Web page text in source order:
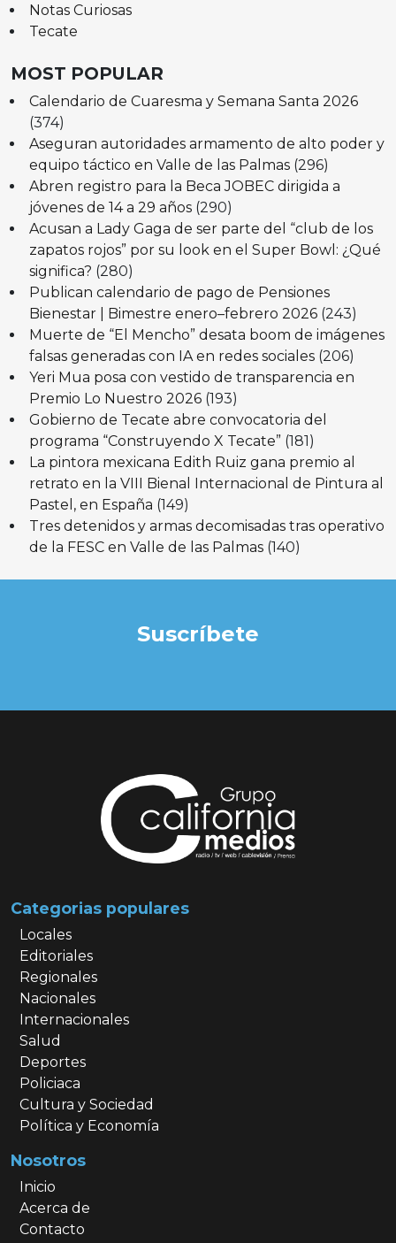
Notas Curiosas
Tecate
MOST POPULAR
Calendario de Cuaresma y Semana Santa 2026
(374)
Aseguran autoridades armamento de alto poder y
equipo táctico en Valle de las Palmas (296)
Abren registro para la Beca JOBEC dirigida a
jóvenes de 14 a 29 años (290)
Acusan a Lady Gaga de ser parte del “club de los
zapatos rojos” por su look en el Super Bowl: ¿Qué
significa? (280)
Publican calendario de pago de Pensiones
Bienestar | Bimestre enero–febrero 2026 (243)
Muerte de “El Mencho” desata boom de imágenes
falsas generadas con IA en redes sociales (206)
Yeri Mua posa con vestido de transparencia en
Premio Lo Nuestro 2026 (193)
Gobierno de Tecate abre convocatoria del
programa “Construyendo X Tecate” (181)
La pintora mexicana Edith Ruiz gana premio al
retrato en la VIII Bienal Internacional de Pintura al
Pastel, en España (149)
Tres detenidos y armas decomisadas tras operativo
de la FESC en Valle de las Palmas (140)
Suscríbete
Categorias populares
Locales
Editoriales
Regionales
Nacionales
Internacionales
Salud
Deportes
Policiaca
Cultura y Sociedad
Política y Economía
Nosotros
Inicio
Acerca de
Contacto